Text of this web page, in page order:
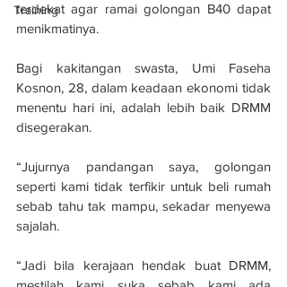
Training
terdekat agar ramai golongan B40 dapat
menikmatinya.
Bagi kakitangan swasta, Umi Faseha
Kosnon, 28, dalam keadaan ekonomi tidak
menentu hari ini, adalah lebih baik DRMM
disegerakan.
“Jujurnya pandangan saya, golongan
seperti kami tidak terfikir untuk beli rumah
sebab tahu tak mampu, sekadar menyewa
sajalah.
“Jadi bila kerajaan hendak buat DRMM,